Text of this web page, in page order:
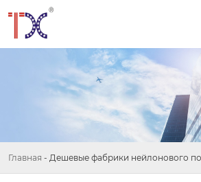
Главная - Дешевые фабрики нейлонового